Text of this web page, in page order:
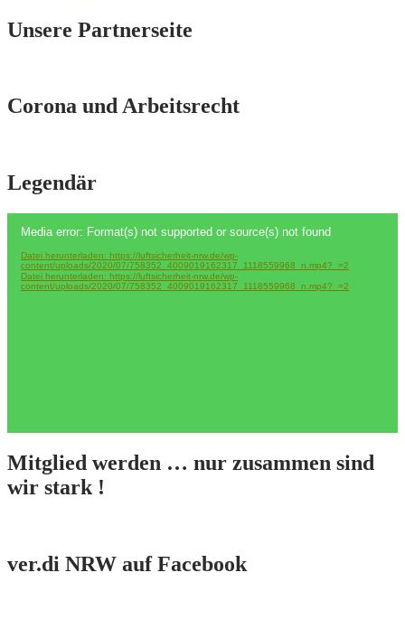
Unsere Partnerseite
Corona und Arbeitsrecht
Legendär
Player
Media error: Format(s) not supported or source(s) not found
Datei herunterladen: https://luftsicherheit-nrw.de/wp-
content/uploads/2020/07/758352_4009019162317_1118559968_n.mp4?_=2
Datei herunterladen: https://luftsicherheit-nrw.de/wp-
content/uploads/2020/07/758352_4009019162317_1118559968_n.mp4?_=2
Mitglied werden … nur zusammen sind
wir stark !
ver.di NRW auf Facebook